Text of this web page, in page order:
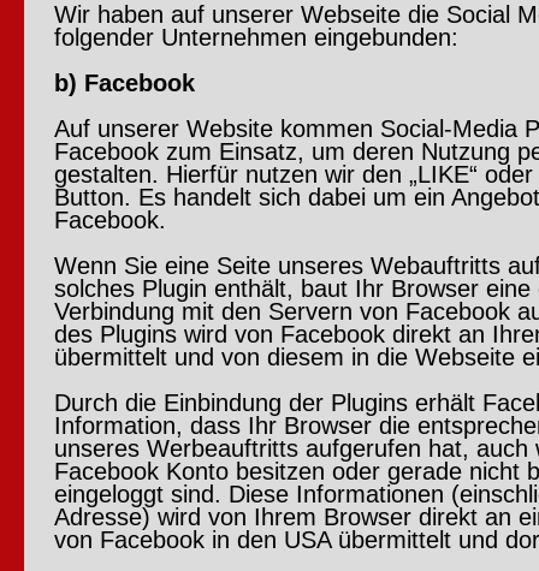
Wir haben auf unserer Webseite die Social
folgender Unternehmen eingebunden:
b) Facebook
Auf unserer Website kommen Social-Media
Facebook zum Einsatz, um deren Nutzung
gestalten. Hierfür nutzen wir den „LIKE“ oder
Button. Es handelt sich dabei um ein
Facebook.
Wenn Sie eine Seite unseres Webauftritts
solches Plugin enthält, baut Ihr Browser eine
Verbindung mit den Servern von Facebook
des Plugins wird von Facebook direkt an
übermittelt und von diesem in die Webseite
Durch die Einbindung der Plugins erhält
Information, dass Ihr Browser die
unseres Werbeauftritts aufgerufen hat, auch
Facebook Konto besitzen oder gerade nicht
eingeloggt sind. Diese Informationen
Adresse) wird von Ihrem Browser direkt an
von Facebook in den USA übermittelt und